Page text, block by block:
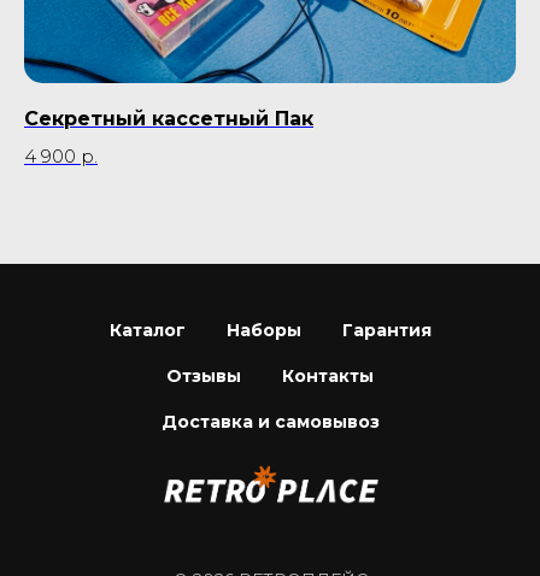
Секретный кассетный Пак
4 900 р.
Каталог Наборы Гарантия
Отзывы Контакты
Доставка и самовывоз